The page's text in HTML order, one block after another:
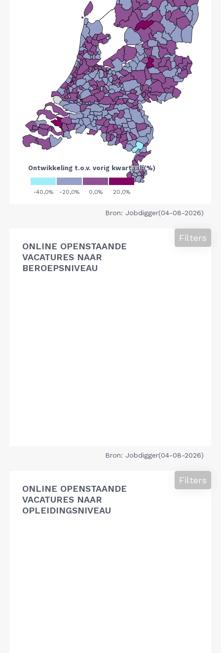
Bron: Jobdigger(04-08-2026)
ONLINE OPENSTAANDE
VACATURES NAAR
BEROEPSNIVEAU
Filters
Bron: Jobdigger(04-08-2026)
ONLINE OPENSTAANDE
VACATURES NAAR
OPLEIDINGSNIVEAU
Filters